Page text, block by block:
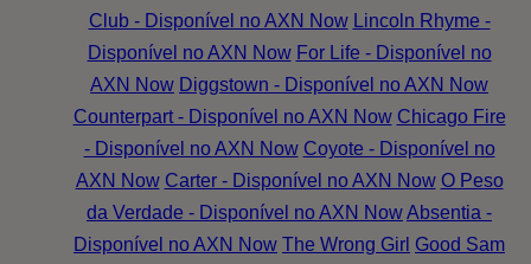
Club - Disponível no AXN Now Lincoln Rhyme -
Disponível no AXN Now For Life - Disponível no
AXN Now Diggstown - Disponível no AXN Now
Counterpart - Disponível no AXN Now Chicago Fire
- Disponível no AXN Now Coyote - Disponível no
AXN Now Carter - Disponível no AXN Now O Peso
da Verdade - Disponível no AXN NowAbsentia -
Disponível no AXN Now The Wrong Girl Good Sam